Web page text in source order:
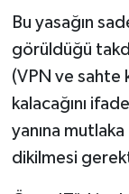
Bu yasağın
görüldüğü
(VPN ve sahte
kalacağını
yanına
dikilmesi